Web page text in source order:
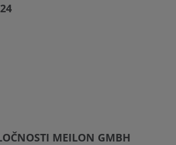
MEILON GMBH